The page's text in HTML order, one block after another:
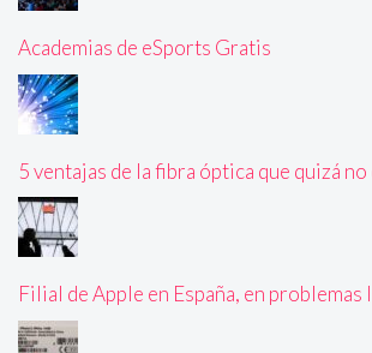
Academias de eSports Gratis
5 ventajas de la fibra óptica que quizá
Filial de Apple en España, en problemas